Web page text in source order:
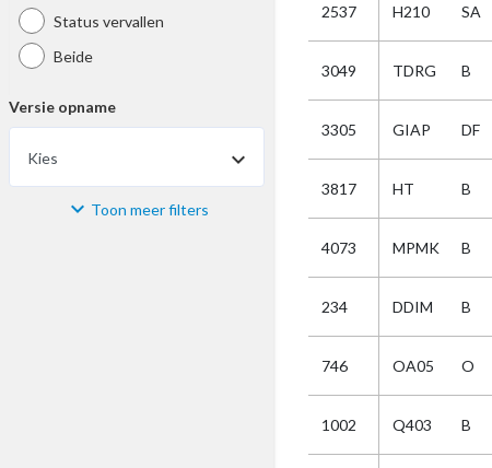
Status vervallen
Beide
Versie opname
Kies
Materiaal Toon meer filters
2537 H210 SA
3049 TDRG B
3305 GIAP DF
3817 HT B
4073 MPMK B
234 DDIM B
746 OA05 O
1002 Q403 B